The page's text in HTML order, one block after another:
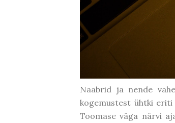
Naabrid ja nende
kogemustest ühtki eriti
Toomase väga närvi